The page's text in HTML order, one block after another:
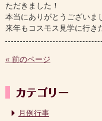
ただきました！
本当にありがとうございま
来年もコスモス見学に行き
« 前のページ
月例行事